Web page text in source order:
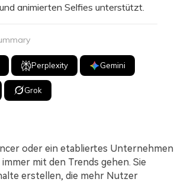
animierten Selfies unterstützt.
Perplexity Gemini
Grok
oder ein etabliertes Unternehmen
immer mit den Trends gehen. Sie
erstellen, die mehr Nutzer